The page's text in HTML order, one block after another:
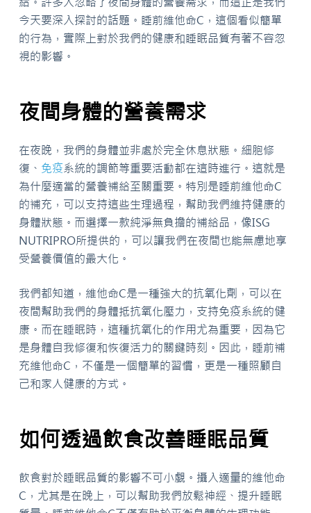
今天要深入探討的話題。睡前維他命C，這個看似簡單
的行為，實際上對於我們的健康和睡眠品質有著不容忽
視的影響。
夜間身體的營養需求
在夜晚，我們的身體並非處於完全休息狀態。細胞修
復、 免疫系統的調節等重要活動都在這時進行。這就是
為什麼適當的營養補給至關重要。特別是睡前維他命C
的補充，可以支持這些生理過程，幫助我們維持健康的
身體狀態。而選擇一款純淨無負擔的補給品，像ISG
NUTRIPRO所提供的，可以讓我們在夜間也能無慮地享
受營養價值的最大化。
我們都知道，維他命C是一種強大的抗氧化劑，可以在
夜間幫助我們的身體抵抗氧化壓力，支持免疫系統的健
康。而在睡眠時，這種抗氧化的作用尤為重要，因為它
是身體自我修復和恢復活力的關鍵時刻。因此，睡前補
充維他命C，不僅是一個簡單的習慣，更是一種照顧自
己和家人健康的方式。
如何透過飲食改善睡眠品質
飲食對於睡眠品質的影響不可小覷。攝入適量的維他命
C，尤其是在晚上，可以幫助我們放鬆神經、提升睡眠